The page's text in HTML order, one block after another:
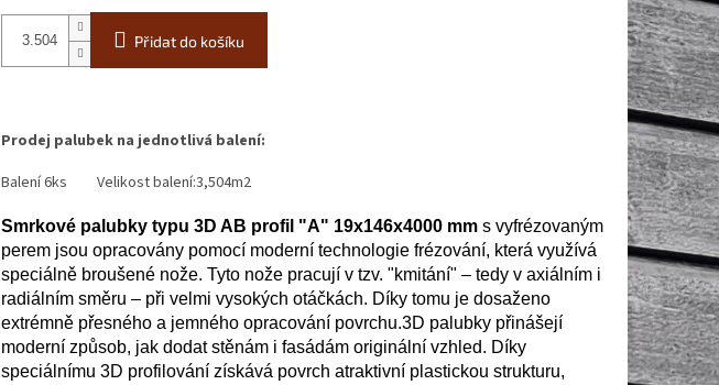
Přidat do košíku
Prodej palubek na jednotlivá balení:
Balení 6ks Velikost balení:3,504m2
Smrkové palubky typu 3D AB profil "A" 19x146x4000 mm s vyfrézovaným
perem jsou opracovány pomocí moderní technologie frézování, která využívá
speciálně broušené nože. Tyto nože pracují v tzv. "kmitání" – tedy v axiálním i
radiálním směru – při velmi vysokých otáčkách. Díky tomu je dosaženo
extrémně přesného a jemného opracování povrchu.3D palubky přinášejí
moderní způsob, jak dodat stěnám i fasádám originální vzhled. Díky
speciálnímu 3D profilování získává povrch atraktivní plastickou strukturu,